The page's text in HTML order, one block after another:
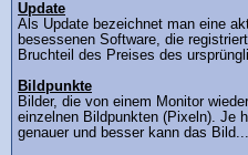
Update
Als Update bezeichnet man eine
besessenen Software, die
Bruchteil des Preises des
Bildpunkte
Bilder, die von einem Monitor
einzelnen Bildpunkten (Pixeln). Je
genauer und besser kann das Bild...